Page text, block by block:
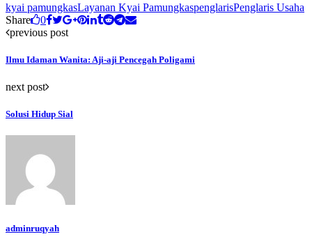
kyai pamungkasLayanan Kyai PamungkaspenglarisPenglaris Usaha
Share
0
previous post
Ilmu Idaman Wanita: Aji-aji Pencegah Poligami
next post
Solusi Hidup Sial
adminruqyah